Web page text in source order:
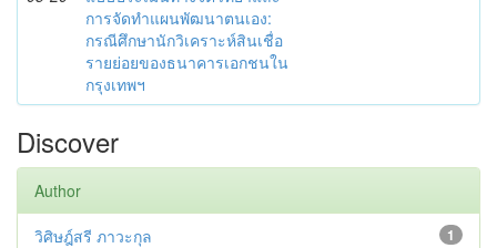
การจัดทำแผนพัฒนาตนเอง:
กรณีศึกษานักวิเคราะห์สินเชื่อ
รายย่อยของธนาคารเอกชนใน
กรุงเทพฯ
Discover
Author
1
วิศิษฎ์สรี ภาวะกุล